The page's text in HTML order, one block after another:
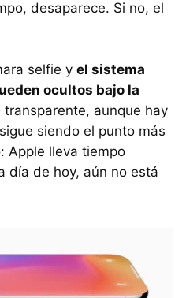
desaparece. Si no, el
selfie y el sistema
ocultos bajo la
transparente, aunque hay
siendo el punto más
Apple lleva tiempo
día de hoy, aún no está